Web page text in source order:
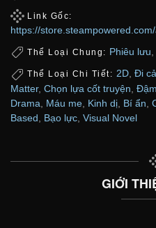
Link Gốc:
https://
Thể Loại Chung: Phiêu lưu
Thể Loại Chi Tiết: 2D, Đi
Matter, Chọn lựa cốt truyện
Drama
Máu me Kinh dị Bí ẩn
Based
Bạo lực Visual Novel
GIỚI